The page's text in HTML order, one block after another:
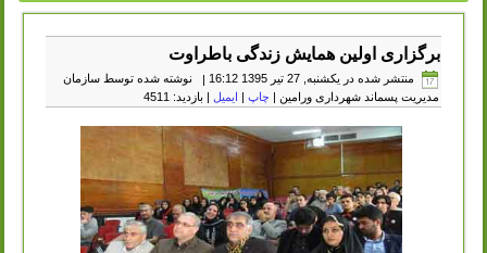
برگزاری اولین همایش زندگی باطراوت
منتشر شده در یکشنبه, 27 تیر 1395 16:12 |
نوشته شده توسط سازمان
مدیریت پسماند شهرداری ورامین | چاپ | ایمیل | بازدید: 4511